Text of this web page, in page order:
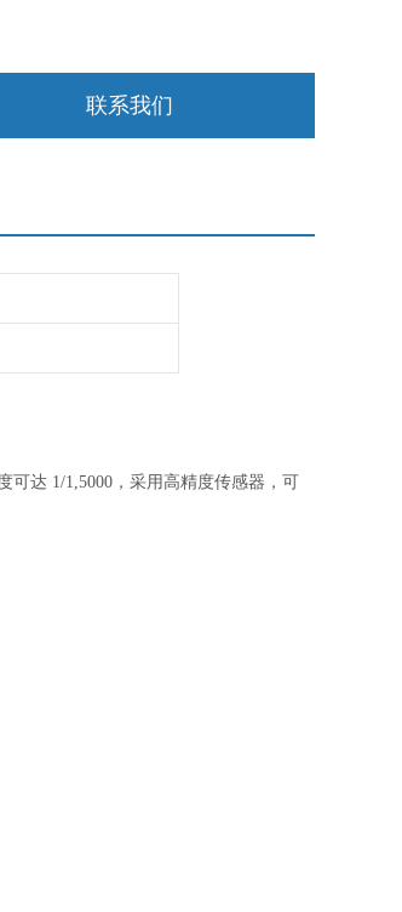
联系我们
可达 1/1,5000，采用高精度传感器，可